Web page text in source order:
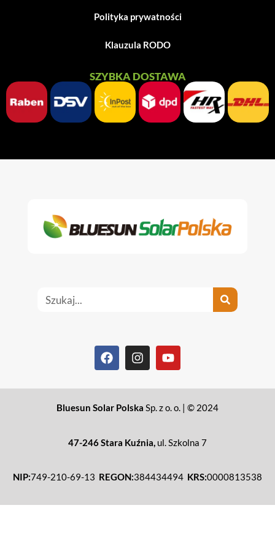
Polityka prywatności
Klauzula RODO
SZYBKA DOSTAWA
Bluesun Solar Polska Sp. z o. o. | © 2024
47-246 Stara Kuźnia, ul. Szkolna 7
NIP:749-210-69-13 REGON:384434494 KRS:0000813538